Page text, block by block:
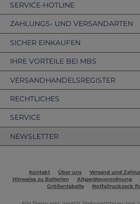
SERVICE-HOTLINE
ZAHLUNGS- UND VERSANDARTEN
VERSANDHANDELSREGISTER
SICHER EINKAUFEN
IHRE VORTEILE BEI MBS
RECHTLICHES
SERVICE
NEWSLETTER
Kontakt Über uns
Versand und
Hinweise zu Batterien
Altgeräteverordnung
Größentabelle
Notfallrucksack